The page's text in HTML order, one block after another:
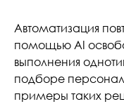
Автоматизация
помощью AI
выполнения
подборе
примеры таких